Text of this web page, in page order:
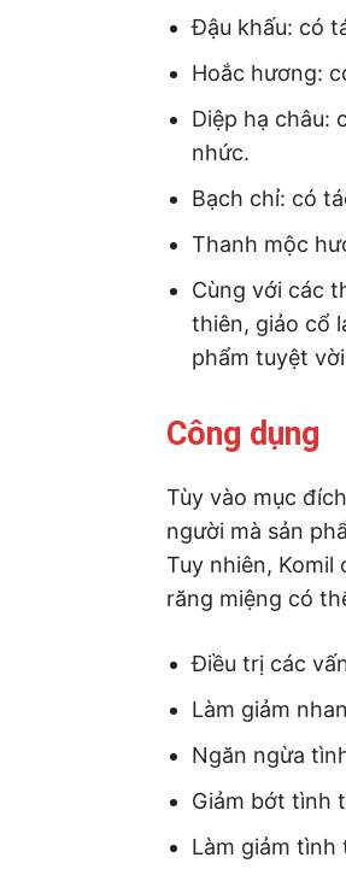
Đậu khấu: có
Hoắc hương:
Diệp hạ châu:
nhức.
Bạch chỉ: có
Thanh mộc
Cùng với các
thiên, giảo cổ
phẩm tuyệt
Công dụng
Tùy vào mục
người mà sản
Tuy nhiên, Komil
răng miệng có
Điều trị các
Làm giảm
Ngăn ngừa
Giảm bớt tình
Làm giảm tình